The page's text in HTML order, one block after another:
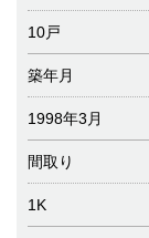
10戸
築年月
1998年3月
間取り
1K